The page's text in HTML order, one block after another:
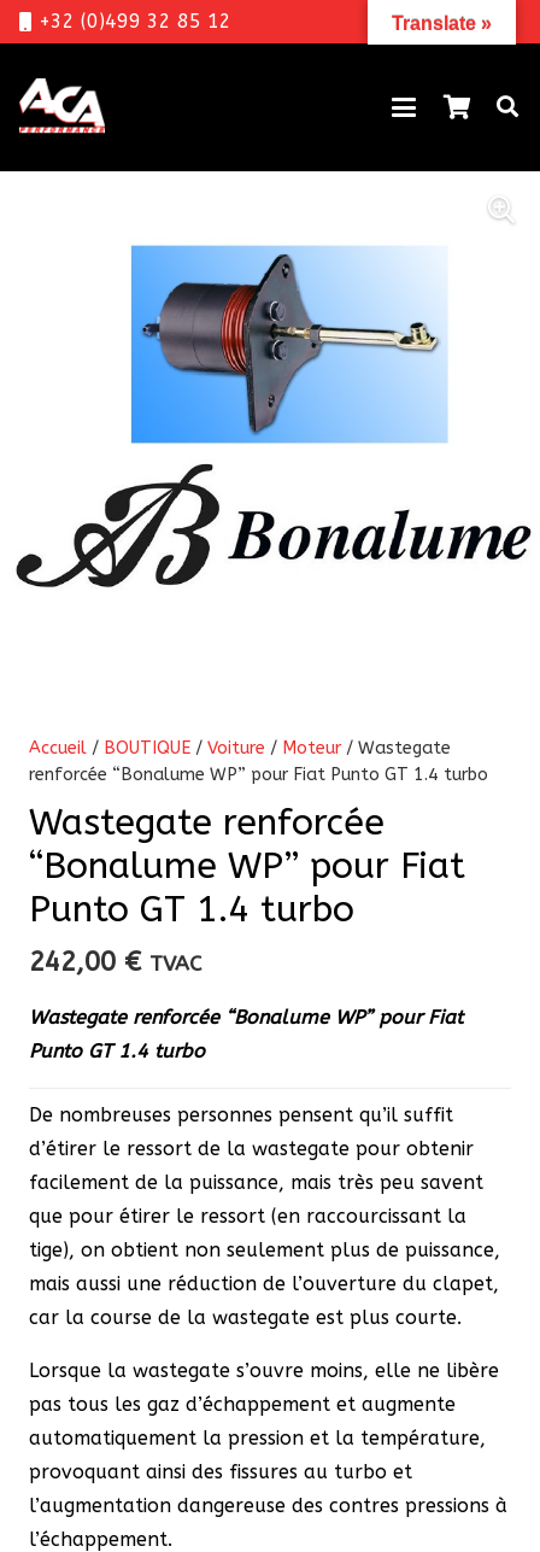
+32 (0)499 32 85 12
Accueil / BOUTIQUE / Voiture / Moteur / Wastegate
renforcée “Bonalume WP” pour Fiat Punto GT 1.4 turbo
Wastegate renforcée
“Bonalume WP” pour Fiat
Punto GT 1.4 turbo
242,00 € TVAC
Wastegate renforcée “Bonalume WP” pour Fiat
Punto GT 1.4 turbo
De nombreuses personnes pensent qu’il suffit
d’étirer le ressort de la wastegate pour obtenir
facilement de la puissance, mais très peu savent
que pour étirer le ressort (en raccourcissant la
tige), on obtient non seulement plus de puissance,
mais aussi une réduction de l’ouverture du clapet,
car la course de la wastegate est plus courte.
Lorsque la wastegate s’ouvre moins, elle ne libère
pas tous les gaz d’échappement et augmente
automatiquement la pression et la température,
provoquant ainsi des fissures au turbo et
l’augmentation dangereuse des contres pressions à
l’échappement.
Translate »